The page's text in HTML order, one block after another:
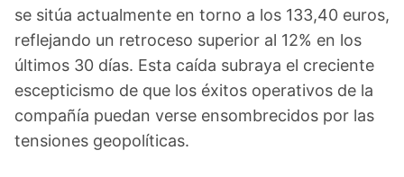
se sitúa actualmente en torno a los 133,40 euros,
reflejando un retroceso superior al 12% en los
últimos 30 días. Esta caída subraya el creciente
escepticismo de que los éxitos operativos de la
compañía puedan verse ensombrecidos por las
tensiones geopolíticas.